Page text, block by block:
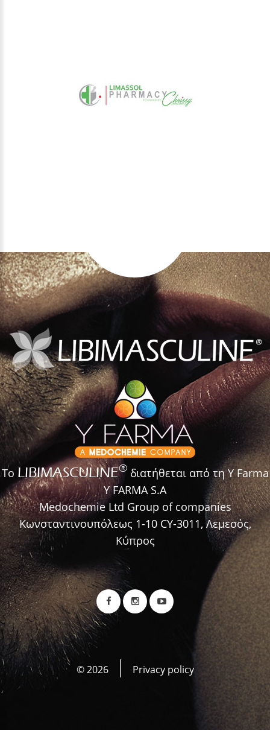
Το LIBIMASCULINE®διατήθεται από τη Y Farma
Y FARMA S.A
Medochemie Ltd Group of companies
Κωνσταντινουπόλεως 1-10 CY-3011, Λεμεσός,
Κύπρος
© 2026 Privacy policy